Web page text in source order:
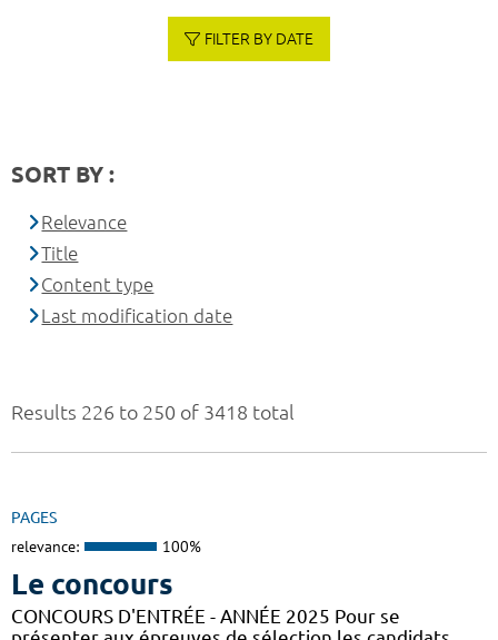
Results 226 to 250 of 3418 total
PAGES
relevance: 100%
Le concours
CONCOURS D'ENTRÉE - ANNÉE 2025 Pour se
FILTER BY DATE
SORT BY :
Relevance
Title
Content type
Last modification date